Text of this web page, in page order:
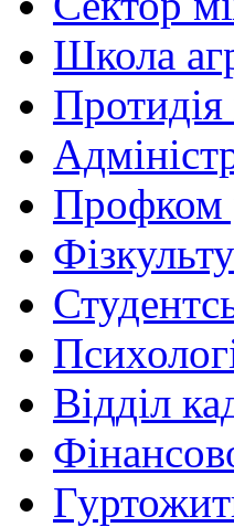
Школа
Протидія
Профком
Відділ